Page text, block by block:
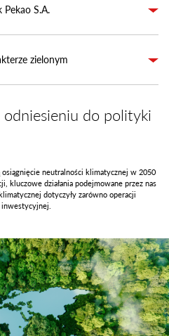
S.A.
zielonym
odniesieniu do polityki
osiągnięcie neutralności klimatycznej w 2050
kluczowe działania podejmowane przez nas
dotyczyły zarówno operacji